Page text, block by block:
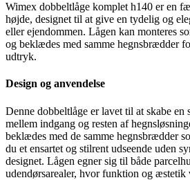
Wimex dobbeltlåge komplet h140 er en
højde, designet til at give en tydelig og
eller ejendommen. Lågen kan monteres
og beklædes med samme hegnsbrædder
udtryk.
Design og anvendelse
Denne dobbeltlåge er lavet til at skabe en
mellem indgang og resten af
beklædes med de samme hegnsbrædder
du et ensartet og stilrent udseende uden
designet. Lågen egner sig til både
udendørsarealer, hvor funktion og æstetik